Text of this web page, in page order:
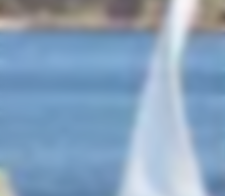
Avenue Jean Bart, 56640 Arzon Bernon, Bretagne